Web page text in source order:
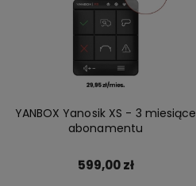
YANBOX Yanosik XS - 3 miesiące
abonamentu
599,00 zł